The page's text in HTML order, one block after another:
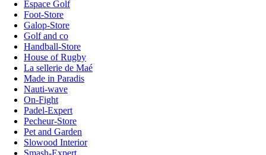
Espace Golf
Foot-Store
Galop-Store
Golf and co
Handball-Store
House of Rugby
La sellerie de Maé
Made in Paradis
Nauti-wave
On-Fight
Padel-Expert
Pecheur-Store
Pet and Garden
Slowood Interior